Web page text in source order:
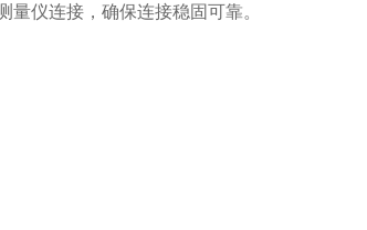
仪连接，确保连接稳固可靠。